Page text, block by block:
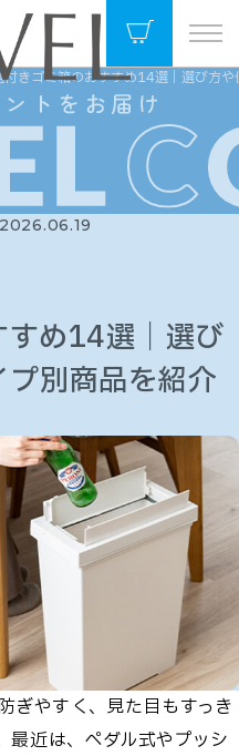
付きゴミ箱のおすすめ14選｜選び方
2026.06.19
め14選｜選び
別商品を紹介
ぎやすく、見た目もすっき
最近は、ペダル式やプッシ